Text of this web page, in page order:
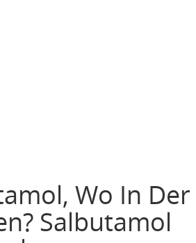
Wo In Der
Salbutamol